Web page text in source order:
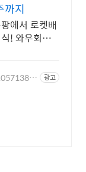
까지
에서 로켓배
! 와우회원
광고